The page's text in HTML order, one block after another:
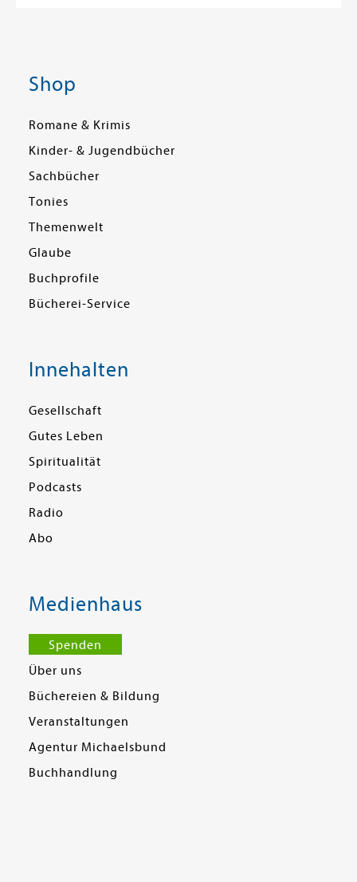
Shop
Romane & Krimis
Kinder- & Jugendbücher
Sachbücher
Tonies
Themenwelt
Glaube
Buchprofile
Bücherei-Service
Innehalten
Gesellschaft
Gutes Leben
Spiritualität
Podcasts
Radio
Abo
Medienhaus
Spenden
Über uns
Büchereien & Bildung
Veranstaltungen
Agentur Michaelsbund
Buchhandlung